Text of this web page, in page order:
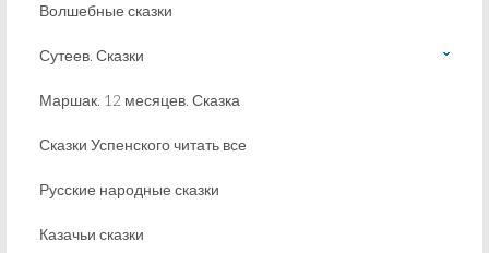
Волшебные сказки
Сутеев. Сказки
Маршак. 12 месяцев. Сказка
Сказки Успенского читать все
Русские народные сказки
Казачьи сказки